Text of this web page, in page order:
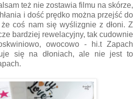
też nie zostawia filmu na skórze,
i dość prędko można przejść do
coś nam się wyślizgnie z dłoni. Z
bardziej rewelacyjny, tak cudownie
owocowo - hi.t Zapach
się na dłoniach, ale nie jest to